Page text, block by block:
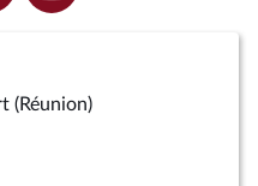
(Réunion)